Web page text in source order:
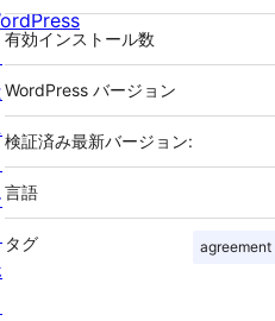
有効インストール数
WordPress バージョン
検証済み最新バージョン:
言語
タグ agreement